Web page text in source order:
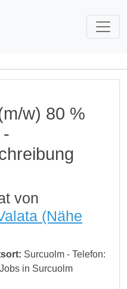
w) 80 %
von
(Nähe
Surcuolm - Telefon:
in Surcuolm